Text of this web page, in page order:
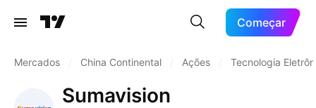
Começar
Mercados China Continental Ações Tecnologia
Sumavision